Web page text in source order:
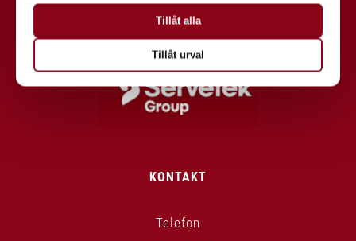
reservdelar/tillbehör.
KONTAKT
Telefon
Tillåt urval
Tillåt alla